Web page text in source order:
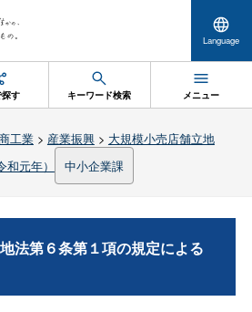
Language
す キーワード検索 メニュー
工業> 産業振興> 大規模小売店舗立地
元年） 中小企業課
法第６条第１項の規定による